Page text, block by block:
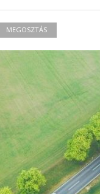
MEGOSZTÁS